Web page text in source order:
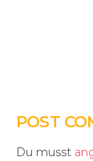
POST
Du musst